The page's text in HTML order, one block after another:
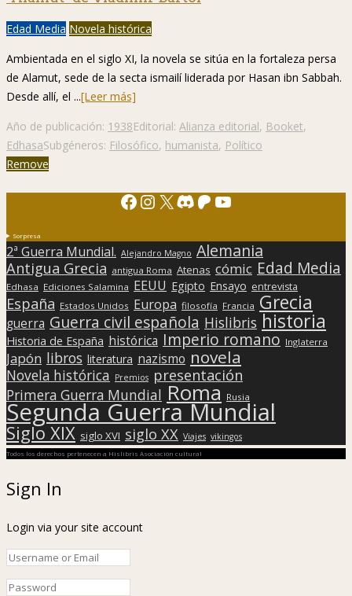
Edad Media Novela histórica
Ambientada en el siglo XI, la novela se sitúa en la fortaleza persa
de Alamut, sede de la secta ismailí liderada por Hasan ibn Sabbah.
Desde allí, el ...[Leer más]
Año de publicación: 1938Editorial: Alianza editorial, Booket,
EdhasaSubgéneros: Filosófico, humanista, Político
Remove
Facebook
Instagram
X Discord
Patreon
YouTube
Sorpresa
2ª Guerra Mundial. Alejandro Magno Alemania
Antigua Grecia antigua Roma Atenas cómic Edad Media
Edhasa Ediciones Salamina EEUU Egipto Ensayo entrevista
España Estados Unidos Europa filosofía Francia Grecia
guerra Guerra civil española Hislibris historia
Historia de España histórica Imperio romano Inglaterra
Japón libros literatura nazismo novela
Novela histórica Premios presentación
Primera Guerra Mundial Roma Rusia
Segunda Guerra Mundial
Siglo XIX siglo XVI siglo XX Viajes vikingos
Todos los derechos pertenecen a Hislibris Asociación cultural
Sign In
Login via your site account